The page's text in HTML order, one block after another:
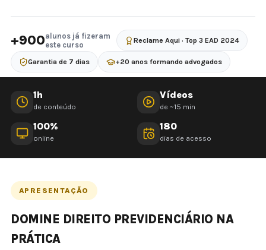
+900alunos já fizeram
este curso
Reclame Aqui · Top 3 EAD 2024
Garantia de 7 dias +20 anos formando advogados
1h
de conteúdo
Vídeos
de ~15 min
100%
online
180
dias de acesso
APRESENTAÇÃO
DOMINE DIREITO PREVIDENCIÁRIO NA
PRÁTICA